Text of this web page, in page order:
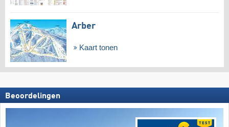
Arber
Kaart tonen
Beoordelingen